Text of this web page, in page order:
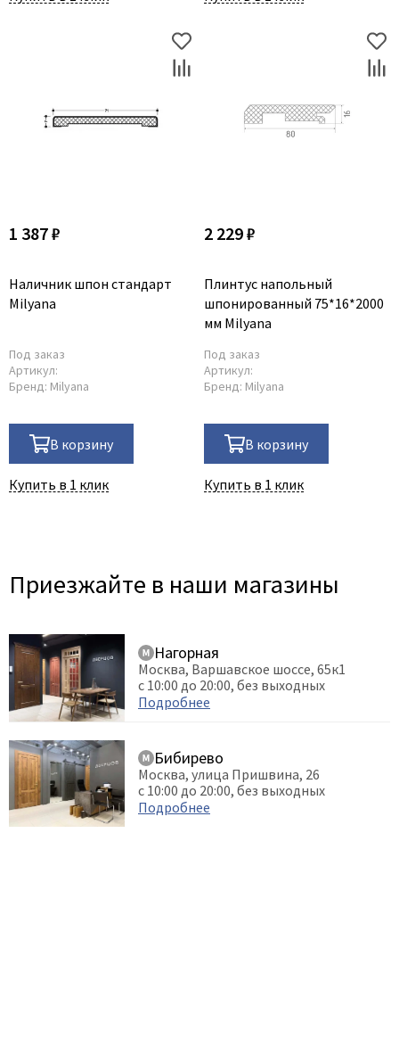
1 387 ₽
Наличник шпон стандарт
Milyana
Под заказ
Артикул:
Бренд: Milyana
В корзину
Купить в 1 клик
2 229 ₽
Плинтус напольный
шпонированный 75*16*2000
мм Milyana
Под заказ
Артикул:
Бренд: Milyana
В корзину
Купить в 1 клик
Приезжайте в наши магазины
Нагорная
Москва, Варшавское шоссе, 65к1
с 10:00 до 20:00, без выходных
Подробнее
Бибирево
Москва, улица Пришвина, 26
с 10:00 до 20:00, без выходных
Подробнее